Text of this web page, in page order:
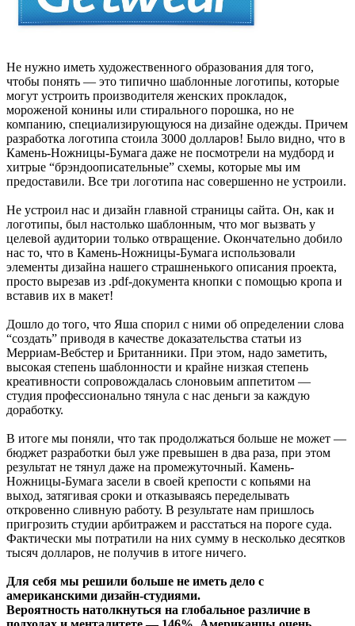
Не нужно иметь художественного образования для того,
чтобы понять — это типично шаблонные логотипы, которые
могут устроить производителя женских прокладок,
мороженой конины или стирального порошка, но не
компанию, специализирующуюся на дизайне одежды. Причем
разработка логотипа стоила 3000 долларов! Было видно, что в
Камень-Ножницы-Бумага даже не посмотрели на мудборд и
хитрые “брэндоописательные” схемы, которые мы им
предоставили. Все три логотипа нас совершенно не устроили.
Не устроил нас и дизайн главной страницы сайта. Он, как и
логотипы, был настолько шаблонным, что мог вызвать у
целевой аудитории только отвращение. Окончательно добило
нас то, что в Камень-Ножницы-Бумага использовали
элементы дизайна нашего страшненького описания проекта,
просто вырезав из .pdf-документа кнопки с помощью кропа и
вставив их в макет!
Дошло до того, что Яша спорил с ними об определении слова
“создать” приводя в качестве доказательства статьи из
Мерриам-Вебстер и Британники. При этом, надо заметить,
высокая степень шаблонности и крайне низкая степень
креативности сопровождалась слоновьим аппетитом —
студия профессионально тянула с нас деньги за каждую
доработку.
В итоге мы поняли, что так продолжаться больше не может —
бюджет разработки был уже превышен в два раза, при этом
результат не тянул даже на промежуточный. Камень-
Ножницы-Бумага засели в своей крепости с копьями на
выход, затягивая сроки и отказываясь переделывать
откровенно сливную работу. В результате нам пришлось
пригрозить студии арбитражем и расстаться на пороге суда.
Фактически мы потратили на них сумму в несколько десятков
тысяч долларов, не получив в итоге ничего.
Для себя мы решили больше не иметь дело с
американскими дизайн-студиями.
Вероятность натолкнуться на глобальное различие в